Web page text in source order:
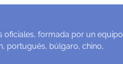
oficiales, formada por un equipo
portugués, búlgaro, chino,